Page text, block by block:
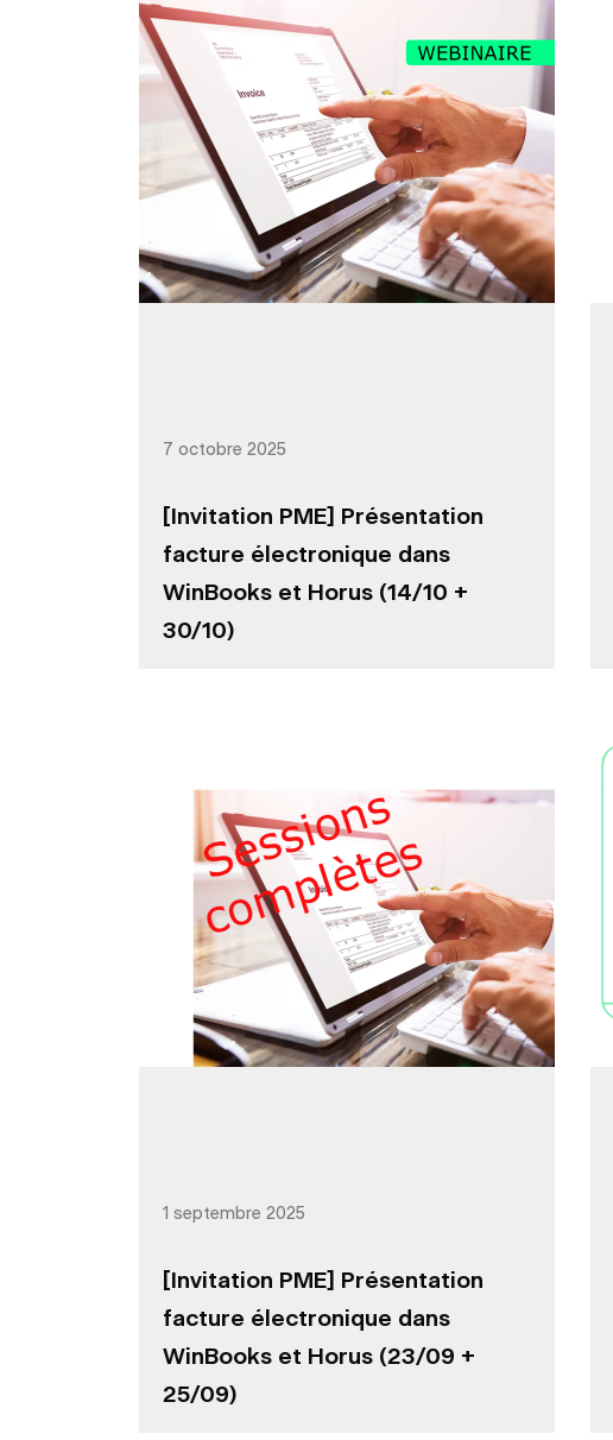
[Invitation PME] Présentation
facture électronique dans
WinBooks et Horus (14/10 +
30/10)
7 octobre 2025
[Invitation PME] Présentation
facture électronique dans
WinBooks et Horus (23/09 +
25/09)
1 septembre 2025